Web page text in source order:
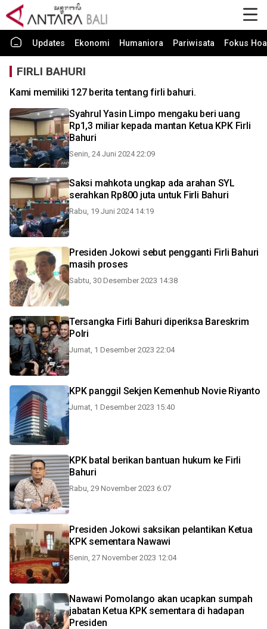
Updates Ekonomi Humaniora Pariwisata Fokus
FIRLI BAHURI
Kami memiliki 127 berita tentang firli bahuri.
Syahrul Yasin Limpo mengaku beri uang
Rp1,3 miliar kepada mantan Ketua KPK Firli
Bahuri
Senin, 24 Juni 2024 22:09
Saksi mahkota ungkap ada arahan SYL
serahkan Rp800 juta untuk Firli Bahuri
Rabu, 19 Juni 2024 14:19
Presiden Jokowi sebut pengganti Firli Bahuri
masih proses
Sabtu, 30 Desember 2023 14:38
Tersangka Firli Bahuri diperiksa Bareskrim
Polri
Jumat, 1 Desember 2023 22:04
KPK panggil Sekjen Kemenhub Novie Riyanto
Jumat, 1 Desember 2023 15:40
KPK batal berikan bantuan hukum ke Firli
Bahuri
Rabu, 29 November 2023 6:07
Presiden Jokowi saksikan pelantikan Ketua
KPK sementara Nawawi
Senin, 27 November 2023 12:04
Nawawi Pomolango akan ucapkan sumpah
jabatan Ketua KPK sementara di hadapan
Presiden